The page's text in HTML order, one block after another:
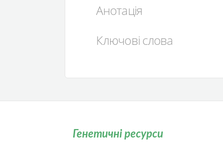
Анотація
Ключові слова
Генетичні ресурси